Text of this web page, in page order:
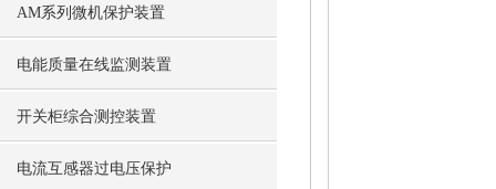
AM系列微机保护装置
电能质量在线监测装置
开关柜综合测控装置
电流互感器过电压保护